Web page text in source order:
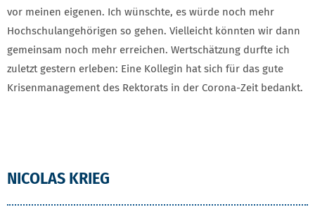
vor meinen eigenen. Ich wünschte, es würde noch mehr
Hochschulangehörigen so gehen. Vielleicht könnten wir dann
gemeinsam noch mehr erreichen. Wertschätzung durfte ich
zuletzt gestern erleben: Eine Kollegin hat sich für das gute
Krisenmanagement des Rektorats in der Corona-Zeit bedankt.
NICOLAS KRIEG